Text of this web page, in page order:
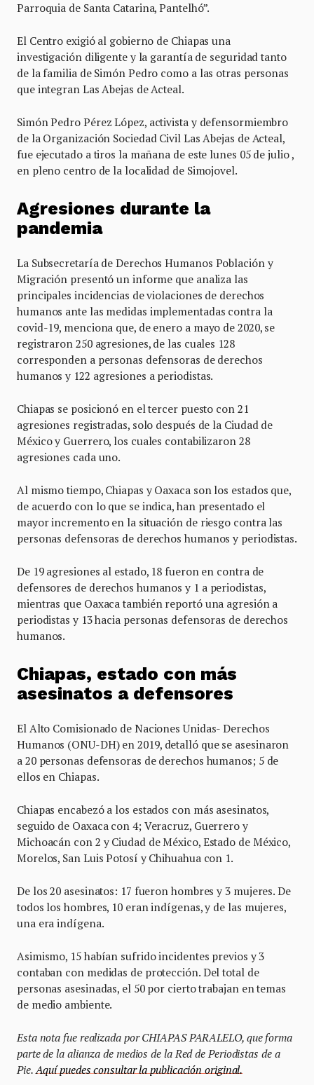
Parroquia de Santa Catarina, Pantelhó”.
El Centro exigió al gobierno de Chiapas una
investigación diligente y la garantía de seguridad tanto
de la familia de Simón Pedro como a las otras personas
que integran Las Abejas de Acteal.
Simón Pedro Pérez López, activista y defensormiembro
de la Organización Sociedad Civil Las Abejas de Acteal,
fue ejecutado a tiros la mañana de este lunes 05 de julio ,
en pleno centro de la localidad de Simojovel.
Agresiones durante la
pandemia
La Subsecretaría de Derechos Humanos Población y
Migración presentó un informe que analiza las
principales incidencias de violaciones de derechos
humanos ante las medidas implementadas contra la
covid-19, menciona que, de enero a mayo de 2020, se
registraron 250 agresiones, de las cuales 128
corresponden a personas defensoras de derechos
humanos y 122 agresiones a periodistas.
Chiapas se posicionó en el tercer puesto con 21
agresiones registradas, solo después de la Ciudad de
México y Guerrero, los cuales contabilizaron 28
agresiones cada uno.
Al mismo tiempo, Chiapas y Oaxaca son los estados que,
de acuerdo con lo que se indica, han presentado el
mayor incremento en la situación de riesgo contra las
personas defensoras de derechos humanos y periodistas.
De 19 agresiones al estado, 18 fueron en contra de
defensores de derechos humanos y 1 a periodistas,
mientras que Oaxaca también reportó una agresión a
periodistas y 13 hacia personas defensoras de derechos
humanos.
Chiapas, estado con más
asesinatos a defensores
El Alto Comisionado de Naciones Unidas- Derechos
Humanos (ONU-DH) en 2019, detalló que se asesinaron
a 20 personas defensoras de derechos humanos; 5 de
ellos en Chiapas.
Chiapas encabezó a los estados con más asesinatos,
seguido de Oaxaca con 4; Veracruz, Guerrero y
Michoacán con 2 y Ciudad de México, Estado de México,
Morelos, San Luis Potosí y Chihuahua con 1.
De los 20 asesinatos: 17 fueron hombres y 3 mujeres. De
todos los hombres, 10 eran indígenas, y de las mujeres,
una era indígena.
Asimismo, 15 habían sufrido incidentes previos y 3
contaban con medidas de protección. Del total de
personas asesinadas, el 50 por cierto trabajan en temas
de medio ambiente.
Esta nota fue realizada por CHIAPAS PARALELO, que forma
parte de la alianza de medios de la Red de Periodistas de a
Pie. Aquí puedes consultar la publicación original.